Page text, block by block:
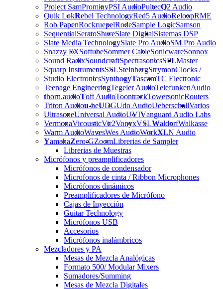
Project SamProminyPSI AudioPultecQ2 Audio
Quik LokRebel TechnologyRed5 AudioReloopRME
Rob PapenRockruepelRodeSample LogicSamson
SequentialSeratoShureSlate Digital
Slate Media TechnologySlate Pro AudioSM Pro Audio
Snazzy FXSoftubeSommer CableSonicwareSonnox
Sound RadixSoundcraftSpectrasonicsSPL
Squarp InstrumentsSSLSteinbergStrymon
Studio ElectronicsSynthogyTascamTC Electronic
Teenage EngineeringTegeler AudioTelefunken
thorn.audioToft AudioToontrackTowersonic
Triton Audiou-heUDGUdo AudioUeberschall
UltrasoneUniversal AudioUVIVanguard Audio Labs
VermonaVicousticVir2VonyxVSLWaldorfWalkasse
Warm AudioWavesWes AudioWorkXLN Audio
YamahaZero-GZoom
Sistemas DSP
Master
Clocks /
Audio
Routers
Varios
Librerias de Sampler
Librerias de Muestras
Micrófonos y preamplificadores
Micrófonos de condensador
Microfonos de cinta / Ribbon Microphones
Micrófonos dinámicos
Preamplificadores de Micrófono
Cajas de Inyección
Guitar Technology
Micrófonos USB
Accesorios
Micrófonos inalámbricos
Mezcladores y PA
Mesas de Mezcla Analógicas
Formato 500/ Modular Mixers
Sumadores/Summing
Mesas de Mezcla Digitales